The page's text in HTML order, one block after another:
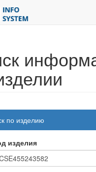
по изделию
изделия